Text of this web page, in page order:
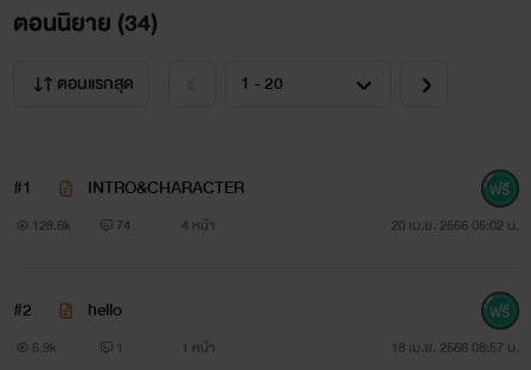
ตอนนิยาย (34)
ตอนแรกสุด
#1 INTRO&CHARACTER
128.6k 74 4 หน้า 20 เม.ย. 2566 05:02 น.
#2 hello
6.9k 1 1 หน้า 18 เม.ย. 2566 08:57 น.